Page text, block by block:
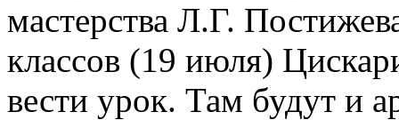
мастерства Л.Г.
классов (19 июля)
вести урок. Там будут и